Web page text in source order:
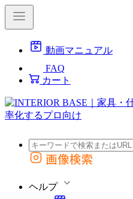
動画マニュアル
FAQ
カート
外部サイトの商品をカートに追加
画像検索
ヘルプ